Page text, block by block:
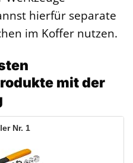
hierfür separate
im Koffer nutzen.
mit der
1